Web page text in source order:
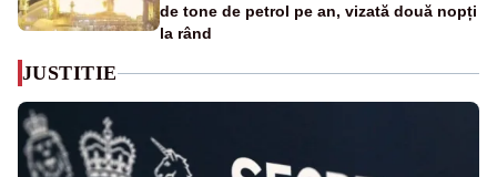
de tone de petrol pe an, vizată două nopți
la rând
JUSTITIE